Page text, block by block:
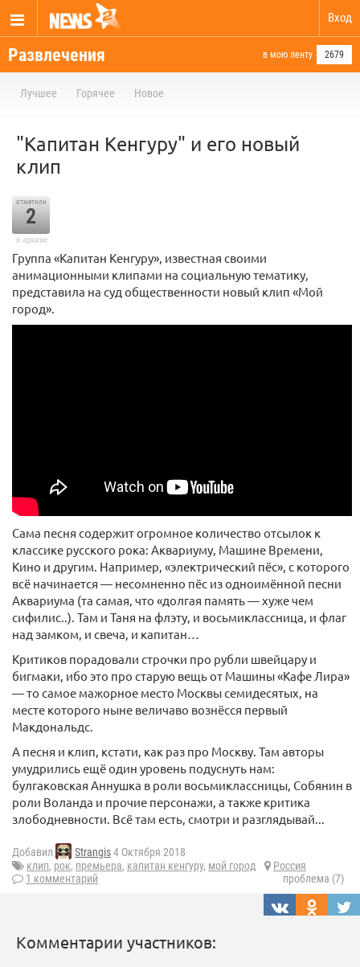
Вход
Развлечения в мою ленту 2679
Лучшее Горячее Новое
"Капитан Кенгуру" и его новый
клип
отметили
2
в архиве
Группа «Капитан Кенгуру», известная своими
анимационными клипами на социальную тематику,
представила на суд общественности новый клип «Мой
город».
Сама песня содержит огромное количество отсылок к
классике русского рока: Аквариуму, Машине Времени,
Кино и другим. Например, «электрический пёс», с которого
всё начинается — несомненно пёс из одноимённой песни
Аквариума (та самая, что «долгая память — хуже чем
сифилис..). Там и Таня на флэту, и восьмиклассница, и флаг
над замком, и свеча, и капитан…
Критиков порадовали строчки про рубли швейцару и
бигмаки, ибо это про старую вещь от Машины «Кафе Лира»
— то самое мажорное место Москвы семидесятых, на
месте которого ныне величаво вознёсся первый
Макдональдс.
А песня и клип, кстати, как раз про Москву. Там авторы
умудрились ещё один уровень подуснуть нам:
булгаковская Аннушка в роли восьмиклассницы, Собянин в
роли Воланда и прочие персонажи, а также критика
злободневности. Всё там есть, смотри и разглядывай...
Добавил Strangis4 Октября 2018
клип, рок, премьера, капитан кенгуру, мой город
Россия
1 комментарий
проблема (7)
Комментарии участников: